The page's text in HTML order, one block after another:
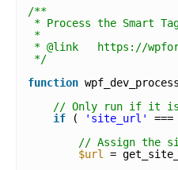
/**
* Process the Smart
*
* @link   https://
*/
function
// Only run if it is
if
( 'site_url' ===
// Assign the
$url
=